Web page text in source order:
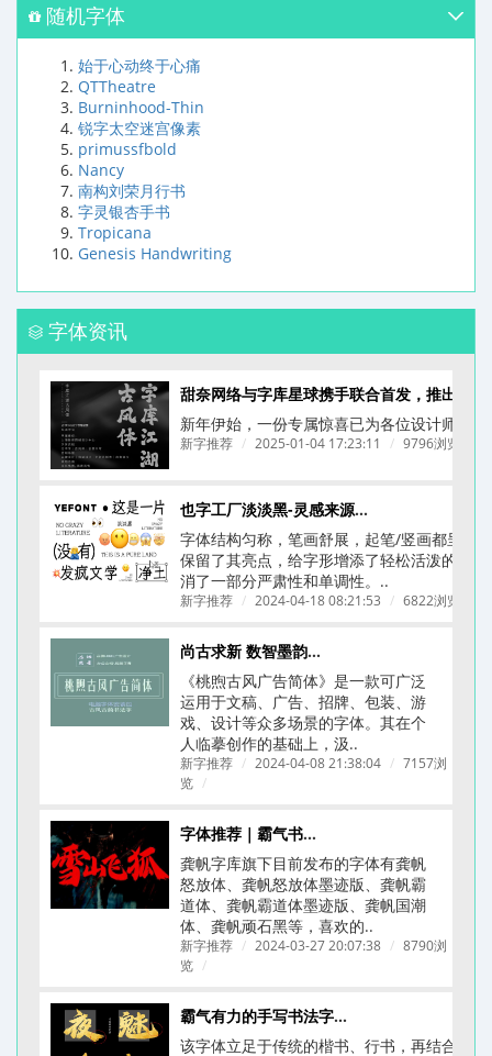
随机字体
始于心动终于心痛
QTTheatre
Burninhood-Thin
锐字太空迷宫像素
primussfbold
Nancy
南构刘荣月行书
字灵银杏手书
Tropicana
Genesis Handwriting
字体资讯
新年伊始，一份专属惊喜已为各位设计师备
新字推荐 / 2025-01-04 17:23:11 / 9796浏览
也字工厂淡淡黑-灵感来源于《ニューシネマ》A D电影体
字体结构匀称，笔画舒展，起笔/竖画都呈圆
保留了其亮点，给字形增添了轻松活泼的氛围
消了一部分严肃性和单调性。..
新字推荐 / 2024-04-18 08:21:53 / 6822浏览
尚古求新 数智墨韵丨桃煦古风广告体上线
《桃煦古风广告简体​》是一款可广泛
运用于文稿、广告、招牌、包装、游
戏、设计等众多场景的字体。其在个
人临摹创作的基础上，汲..
新字推荐 / 2024-04-08 21:38:04 / 7157浏
览 /
字体推荐｜霸气书法字体｜龚帆字库合集
龚帆字库旗下目前发布的字体有龚帆
怒放体、龚帆怒放体墨迹版、龚帆霸
道体、龚帆霸道体墨迹版、龚帆国潮
体、龚帆顽石黑等，喜欢的..
新字推荐 / 2024-03-27 20:07:38 / 8790浏
览 /
霸气有力的手写书法字体-龚帆怒放体(附下载链接)
该字体立足于传统的楷书、行书，再结合个